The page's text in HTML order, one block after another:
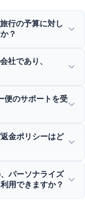
行の予算に対し
？
供し、あらゆる予算
オプションを提供し
社であり、
会）の誇りある会員
す。
便のサポートを受
日対応のカスタマー
行えます。
金ポリシーはど
キャンセルポリシー
パーソナライズ
用できますか？